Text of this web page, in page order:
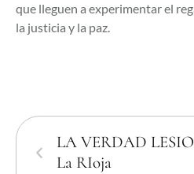
que lleguen a experimentar el
la justicia y la paz.
LA VERDAD
La RIoja